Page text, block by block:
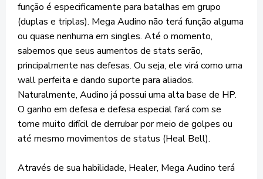
função é especificamente para batalhas em grupo
(duplas e triplas). Mega Audino não terá função alguma
ou quase nenhuma em singles. Até o momento,
sabemos que seus aumentos de stats serão,
principalmente nas defesas. Ou seja, ele virá como uma
wall perfeita e dando suporte para aliados.
Naturalmente, Audino já possui uma alta base de HP.
O ganho em defesa e defesa especial fará com se
torne muito difícil de derrubar por meio de golpes ou
até mesmo movimentos de status (Heal Bell).
Através de sua habilidade, Healer, Mega Audino terá